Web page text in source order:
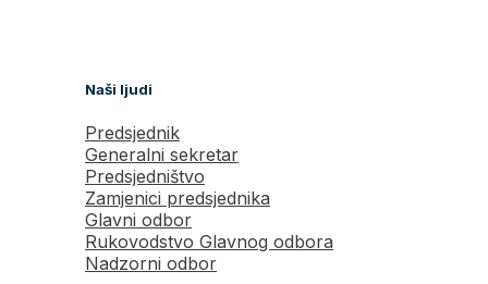
Naši ljudi
Predsjednik
Generalni sekretar
Predsjedništvo
Zamjenici predsjednika
Glavni odbor
Rukovodstvo Glavnog odbora
Nadzorni odbor